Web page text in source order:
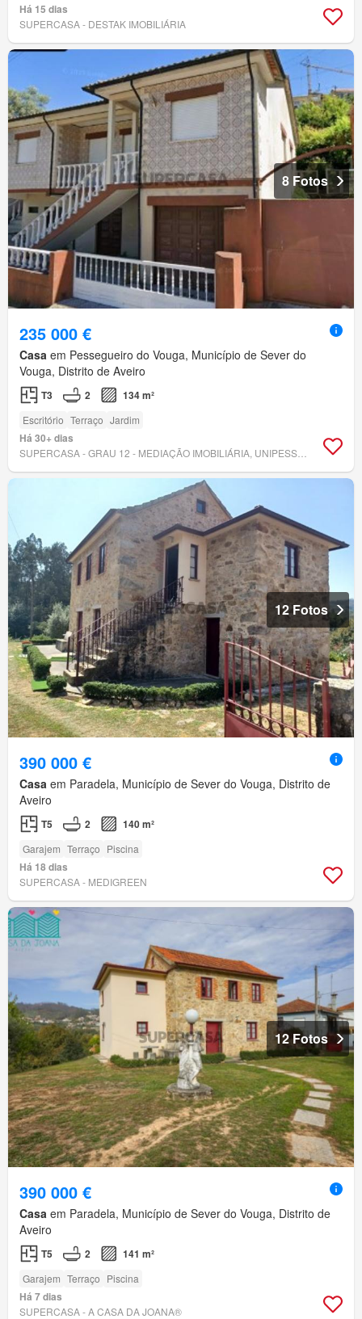
Há 15 dias
SUPERCASA - DESTAK IMOBILIÁRIA
8 Fotos
235 000 €
Casa em Pessegueiro do Vouga, Município de Sever do
Vouga, Distrito de Aveiro
T3 2 134 m²
Escritório Terraço Jardim
Há 30+ dias
12 Fotos
390 000 €
Casa em Paradela, Município de Sever do Vouga, Distrito de
Aveiro
T5 2 140 m²
Garajem Terraço Piscina
Há 18 dias
SUPERCASA - MEDIGREEN
12 Fotos
390 000 €
Casa em Paradela, Município de Sever do Vouga, Distrito de
Aveiro
T5 2 141 m²
Garajem Terraço Piscina
Há 7 dias
SUPERCASA - A CASA DA JOANA®